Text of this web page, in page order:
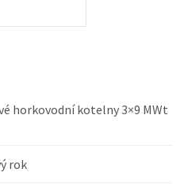
horkovodní kotelny 3×9 MWt
rok